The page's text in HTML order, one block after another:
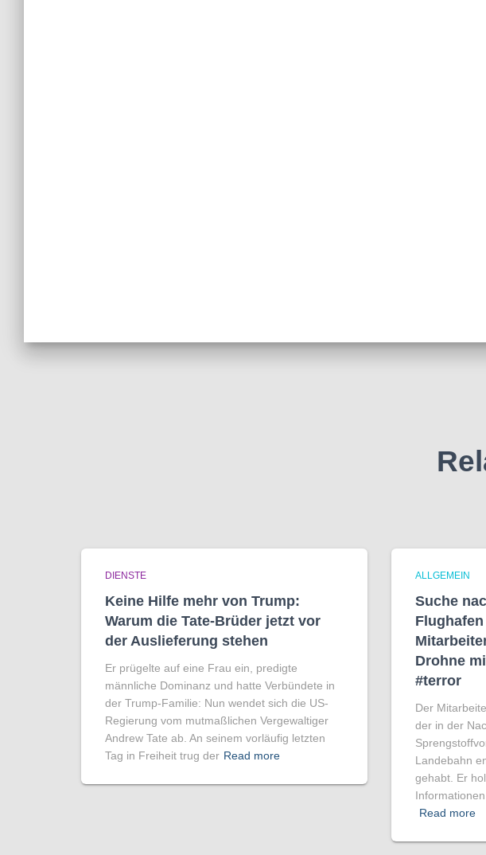
DIENSTE
Keine Hilfe mehr von Trump:
Warum die Tate-Brüder jetzt vor
der Auslieferung stehen
Er prügelte auf eine Frau ein, predigte
männliche Dominanz und hatte Verbündete in
der Trump-Familie: Nun wendet sich die US-
Regierung vom mutmaßlichen Vergewaltiger
Andrew Tate ab. An seinem vorläufig letzten
Tag in Freiheit trug der Read more
ALLGEMEIN
Suche
Drohne
#terror
Der
der in der
Landebahn
gehabt. Er
Read more